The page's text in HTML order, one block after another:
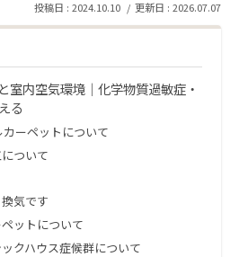
2024.10.10 2026.07.07
室内空気環境｜化学物質過敏症・
る
カーペットについて
ついて
気です
ットについて
クハウス症候群について